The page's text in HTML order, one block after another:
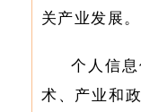
关产业发展。
个人信
术、产业和